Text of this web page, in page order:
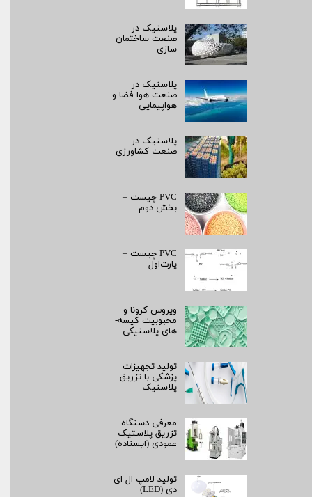
پلاستیک در
صنعت ساختمان
سازی
پلاستیک در
صنعت هوا فضا و
هواپیمایی
پلاستیک در
صنعت کشاورزی
PVC چیست –
بخش دوم
PVC چیست –
پارت‌اول
ویروس کرونا و
محبوبیت کیسه­
های پلاستیکی
تولید تجهیزات
پزشکی با تزریق
پلاستیک
معرفی دستگاه
تزریق پلاستیک
عمودی (ایستاده)
تولید لامپ ال ای
دی (LED)